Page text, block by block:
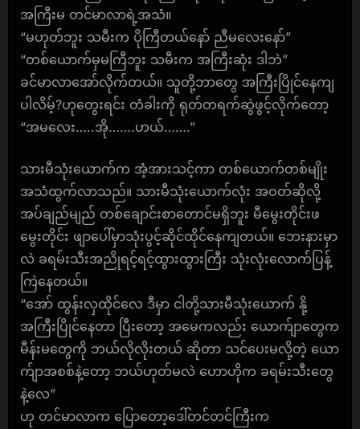
အကြီးမ တင်မာလာရဲ့အသံ။
“မဟုတ်ဘူး သမီးက ပိုကြီတယ်နော် ညီမလေးနော်”
“တစ်ယောက်မှမကြီဘူး သမီးက အကြီးဆုံး ဒါဘဲ”
ခင်မာလာအော်လိုက်တယ်။ သူတို့ဘာတွေ အကြီးပြိုင်နေကျ
ပါလိမ့်?ဟုတွေးရင်း တံခါးကို ရုတ်တရက်ဆွဲဖွင့်လိုက်တော့
“အမလေး…..အို…….ဟယ်…….”
သားမီသုံးယောက်က အံ့အားသင့်ကာ တစ်ယောက်တစ်မျိုး
အသံထွက်လာသည်။ သားမီသုံးယောက်လုံး အဝတ်ဆိုလို့
အပ်ချည်မျည် တစ်ချောင်းစာတောင်မရှိဘူး မီမွေးတိုင်းဖ
မွေးတိုင်း ဖျာပေါ်မှာသုံးပွင့်ဆိုင်ထိုင်နေကျတယ်။ ဘေးနားမှာ
လဲ ခရမ်းသီးအညိုရင့်ရင့်ထွားထွားကြီး သုံးလုံးလောက်ပြန့်
ကြဲနေတယ်။
“အော် ထွန်းလှထိုင်လေ ဒီမှာ ငါတို့သားမီသုံးယောက် နို့
အကြီးပြိုင်နေတာ ပြီးတော့ အမေကလည်း ယောက်ျာတွေက
မီန်းမတွေကို ဘယ်လိုလိုးတယ် ဆိုတာ သင်ပေးမလို့တဲ့ ယော
က်ျာအစစ်နဲ့တော့ ဘယ်ဟုတ်မလဲ ဟောဟိုက ခရမ်းသီးတွေ
နဲ့လေ”
ဟု တင်မာလာက ပြောတော့ဒေါ်တင်တင်ကြီးက